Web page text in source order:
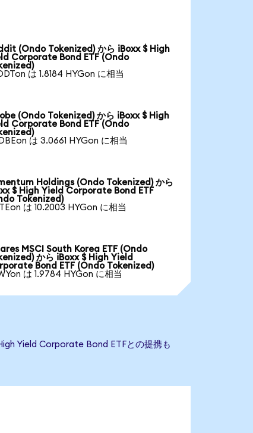
(Ondo Tokenized) から iBoxx $ High
Corporate Bond ETF (Ondo
は 1.8184 HYGon に相当
(Ondo Tokenized) から iBoxx $ High
Corporate Bond ETF (Ondo
は 3.0661 HYGon に相当
Holdings (Ondo Tokenized) から
$ High Yield Corporate Bond ETF
Tokenized)
は 10.2003 HYGon に相当
MSCI South Korea ETF (Ondo
から iBoxx $ High Yield
Bond ETF (Ondo Tokenized)
は 1.9784 HYGon に相当
Yield Corporate Bond ETFとの提携も